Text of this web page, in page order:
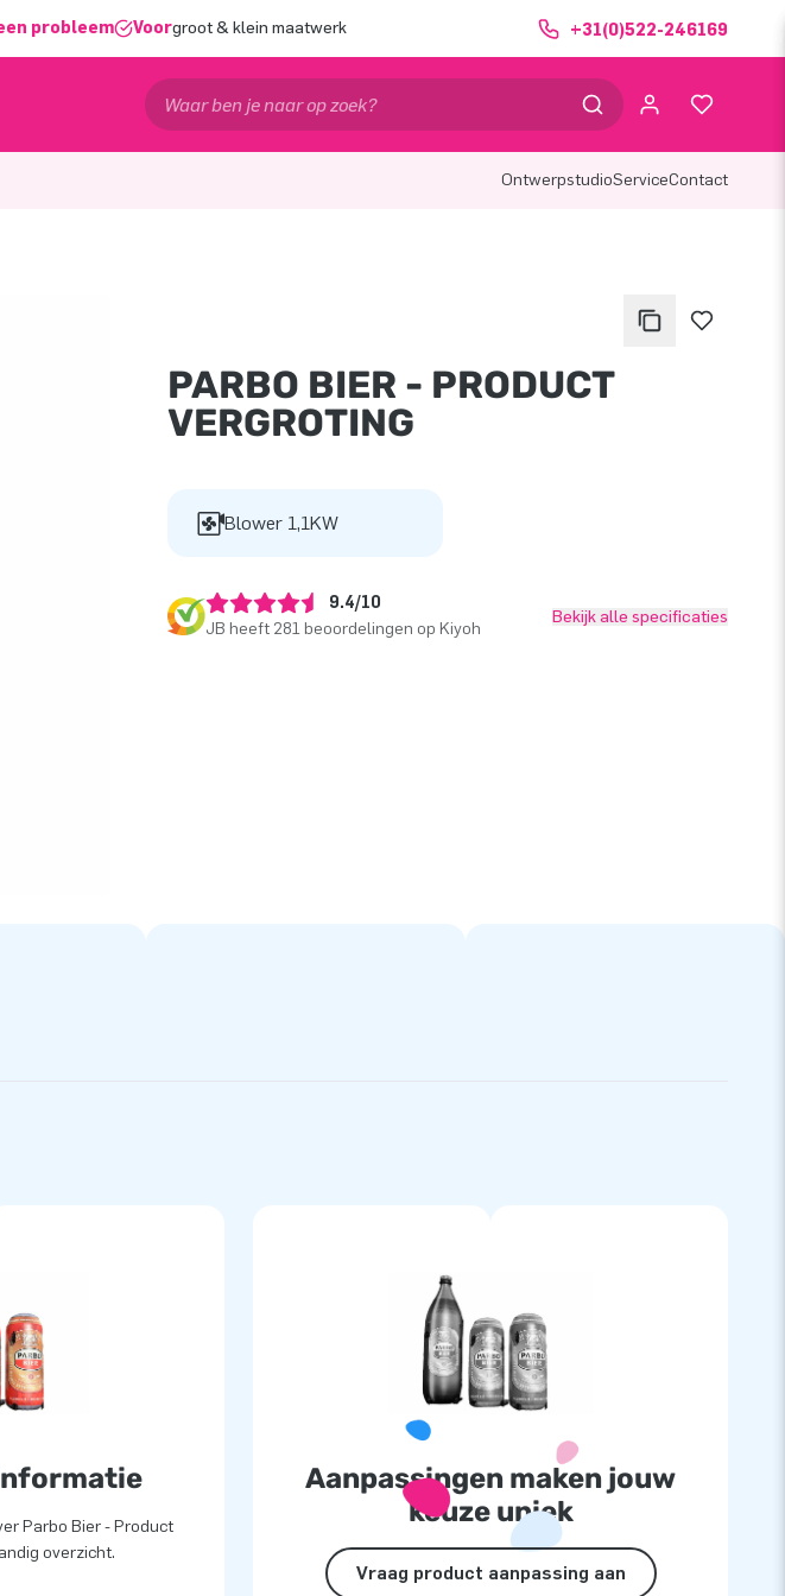
probleem Voorgroot & klein maatwerk +31(0)522-246169
OntwerpstudioServiceContact
PARBO BIER - PRODUCT
VERGROTING
Blower 1,1KW
9.4/10
JB heeft 281 beoordelingen op Kiyoh
Bekijk alle specificaties
Parbo Bier - Product
overzicht.
Aanpassingen maken jouw
keuze uniek
Vraag product aanpassing aan